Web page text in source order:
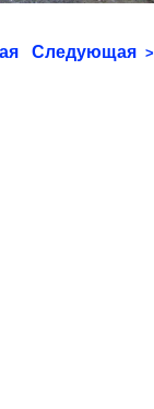
Следующая >